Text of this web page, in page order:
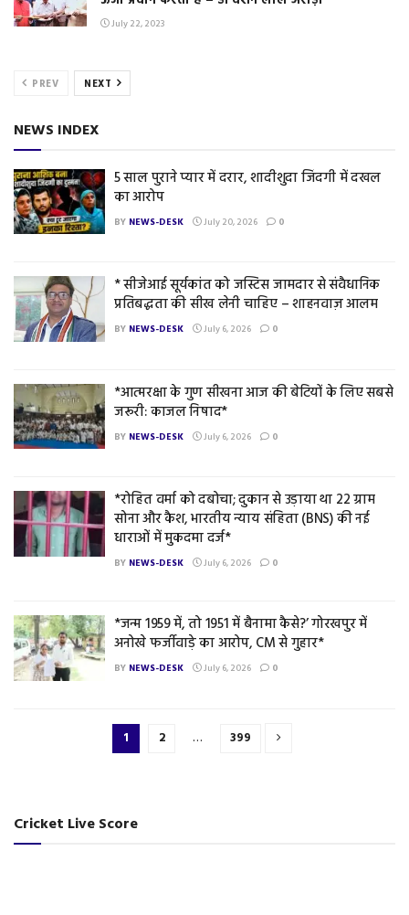
July 22, 2023
PREV NEXT
NEWS INDEX
5 साल पुराने प्यार में दरार, शादीशुदा जिंदगी में दखल
का आरोप
BY NEWS-DESK July 20, 2026 0
* सीजेआई सूर्यकांत को जस्टिस जामदार से संवैधानिक
प्रतिबद्धता की सीख लेनी चाहिए – शाहनवाज़ आलम
BY NEWS-DESK July 6, 2026 0
*आत्मरक्षा के गुण सीखना आज की बेटियों के लिए सबसे
जरूरी: काजल निषाद*
BY NEWS-DESK July 6, 2026 0
*रोहित वर्मा को दबोचा; दुकान से उड़ाया था 22 ग्राम
सोना और कैश, भारतीय न्याय संहिता (BNS) की नई
धाराओं में मुकदमा दर्ज*
BY NEWS-DESK July 6, 2026 0
*जन्म 1959 में, तो 1951 में बैनामा कैसे?’ गोरखपुर में
अनोखे फर्जीवाड़े का आरोप, CM से गुहार*
BY NEWS-DESK July 6, 2026 0
1 2 … 399
Cricket Live Score